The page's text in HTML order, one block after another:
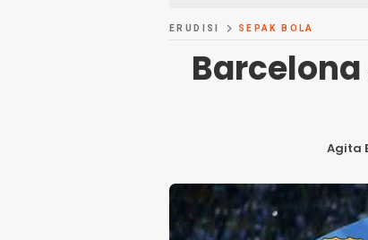
ERUDISI SEPAK BOLA
Agita